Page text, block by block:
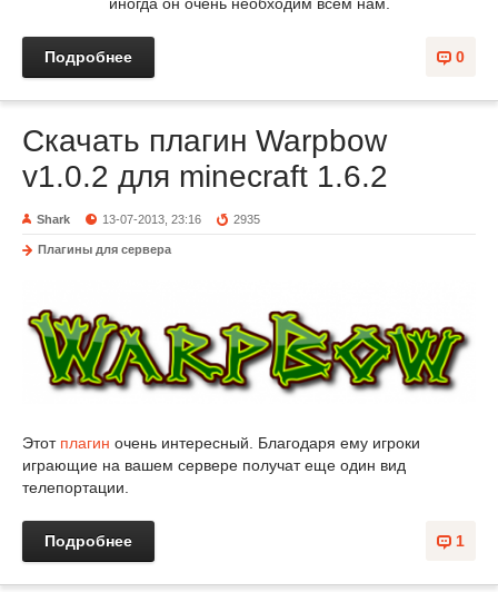
0
Подробнее
Скачать плагин Warpbow
v1.0.2 для minecraft 1.6.2
Shark 13-07-2013, 23:16 2935
Плагины для сервера
Этот плагин очень интересный. Благодаря ему игроки
играющие на вашем сервере получат еще один вид
телепортации.
1
Подробнее